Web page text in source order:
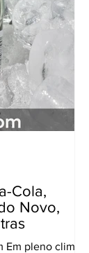
Cola,
Novo,
pleno clima